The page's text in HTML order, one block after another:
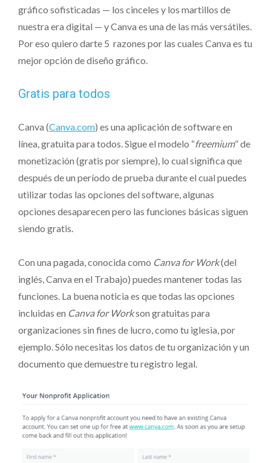
gráfico sofisticadas — los cinceles y los martillos de
nuestra era digital — y Canva es una de las más versátiles.
Por eso quiero darte 5 razones por las cuales Canva es tu
mejor opción de diseño gráfico.
Gratis para todos
Canva (Canva.com) es una aplicación de software en
línea, gratuita para todos. Sigue el modelo “freemium” de
monetización (gratis por siempre), lo cual significa que
después de un período de prueba durante el cual puedes
utilizar todas las opciones del software, algunas
opciones desaparecen pero las funciones básicas siguen
siendo gratis.
Con una pagada, conocida como Canva for Work(del
inglés, Canva en el Trabajo) puedes mantener todas las
funciones. La buena noticia es que todas las opciones
incluidas en Canva for Workson gratuitas para
organizaciones sin fines de lucro, como tu iglesia, por
ejemplo. Sólo necesitas los datos de tu organización y un
documento que demuestre tu registro legal.